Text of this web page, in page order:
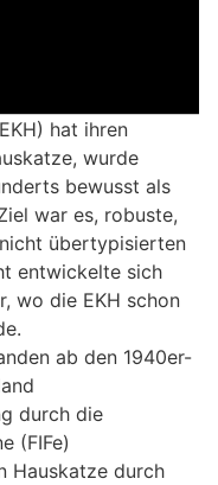
hat ihren
wurde
bewusst als
war es, robuste,
übertypisierten
entwickelte sich
wo die EKH schon
ab den 1940er-
durch die
(FIFe)
Hauskatze durch